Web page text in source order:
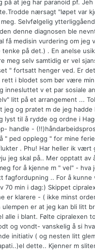
på at jeg har paranoid pf.
nærsagt "løpet var
Selvfølgelig
denne diagnosen ble
få medisin vurdering om jeg
tenke på det.) . En anelse
meg selv samtidig er vel
" fortsatt henger ved. Er
rett i blodet som bør være
innesluttet v et par sosiale
litt på et arrangement ...
jeg og pratet m de jeg hadde
lyst til å rydde og ordne i
handle -
" ped opplegg " for mine
. Phu! Har heller ik vært
jeg skal på.. Mer opptatt av
for å kjenne m " vel" - hva
fagfordupning .. For å
70 min i dag:) Skippet
er klarere - ( ikke minst
er at jeg kan bli litt
alle i blant. Følte cipralexen
og vondt- vanskelig å si
initiativ ( og nesten litt
dette.. Kjenner m